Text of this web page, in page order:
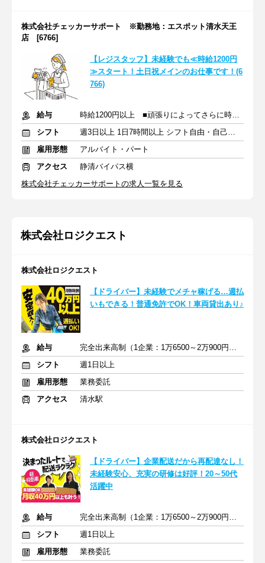
株式会社チェッカーサポート ※勤務地：エスポット清水天王
店 [6766]
【レジスタッフ】未経験でも≪時給1200円
≫スタート！土日祝メインのお仕事です！(6
766)
給与
時給1200円以上 ■頑張りによってさらに時給UPあり！
シフト
週3日以上 1日7時間以上 シフト自由・自己申告
雇用形態
アルバイト・パート
アクセス
静清バイパス横
株式会社チェッカーサポートの求人一覧を見る
株式会社ロジクエスト
株式会社ロジクエスト
【ドライバー】未経験でメチャ稼げる…週払
いもできる！普通免許でOK！車両貸出あり♪
給与
完全出来高制（1企業：1万6500～2万900円※1日あたり）
シフト
週1日以上
雇用形態
業務委託
アクセス
清水駅
株式会社ロジクエスト
【ドライバー】企業配送だから再配達なし！
未経験安心、充実の研修は好評！20～50代
活躍中
給与
完全出来高制（1企業：1万6500～2万900円※1日あたり）
シフト
週1日以上
雇用形態
業務委託